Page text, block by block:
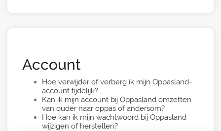
Account
Hoe verwijder of verberg ik mijn Oppasland-
account tijdelijk?
Kan ik mijn account bij Oppasland omzetten
van ouder naar oppas of andersom?
Hoe kan ik mijn wachtwoord bij Oppasland
wijzigen of herstellen?